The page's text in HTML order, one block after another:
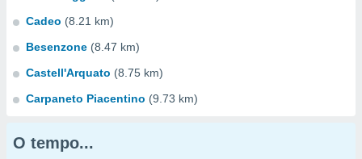
Cadeo (8.21 km)
Besenzone (8.47 km)
Castell'Arquato (8.75 km)
Carpaneto Piacentino (9.73 km)
O tempo...